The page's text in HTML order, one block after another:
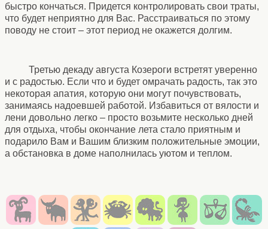
быстро кончаться. Придется контролировать свои траты,
что будет неприятно для Вас. Расстраиваться по этому
поводу не стоит – этот период не окажется долгим.
Третью декаду августа Козероги встретят уверенно
и с радостью. Если что и будет омрачать радость, так это
некоторая апатия, которую они могут почувствовать,
занимаясь надоевшей работой. Избавиться от вялости и
лени довольно легко – просто возьмите несколько дней
для отдыха, чтобы окончание лета стало приятным и
подарило Вам и Вашим близким положительные эмоции,
а обстановка в доме наполнилась уютом и теплом.